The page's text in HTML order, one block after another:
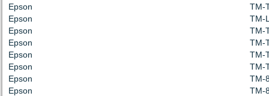
Epson
TM-
Epson
TM-
Epson
TM-
Epson
TM-
Epson
TM-
Epson
TM-
Epson
TM-
Epson
TM-